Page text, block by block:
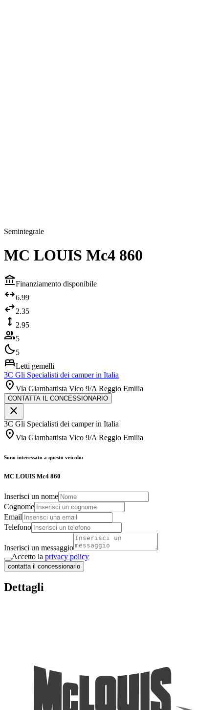
Semintegrale
MC LOUIS Mc4 860
account_balanceFinanziamento disponibile
arrows_outward6.99
swap_horiz2.35
height 2.95
group5
bedtime5
bedLetti gemelli
3C Gli Specialisti dei camper in Italia
location_on Via Giambattista Vico 9/A Reggio Emilia
CONTATTA IL CONCESSIONARIO
close
3C Gli Specialisti dei camper in Italia
location_on Via Giambattista Vico 9/A Reggio Emilia
Sono interessato a questo veicolo:
MC LOUIS Mc4 860
Inserisci un nome
Cognome
Email
Telefono
Inserisci un messaggio
Accetto la privacy policy
contatta il concessionario
Dettagli
2.35